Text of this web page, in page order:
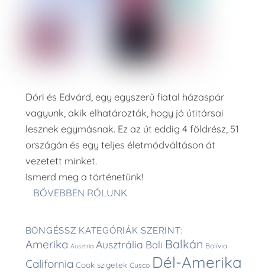
Dóri és Edvárd, egy egyszerű fiatal házaspár
vagyunk, akik elhatározták, hogy jó útitársai
lesznek egymásnak. Ez az út eddig 4 földrész, 51
országán és egy teljes életmódváltáson át
vezetett minket.
Ismerd meg a történetünk!
BŐVEBBEN RÓLUNK
BÖNGÉSSZ KATEGÓRIÁK SZERINT:
Amerika Ausztria Ausztrália Bali Balkán Bolívia
California Cook szigetek Cusco Dél-Amerika